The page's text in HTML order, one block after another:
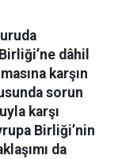
dâhil
karşın
sorun
karşı
Birliği’nin
da